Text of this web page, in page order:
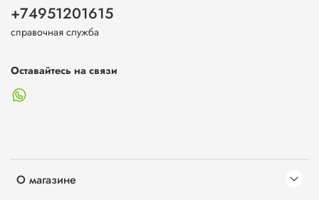
О магазине
+74951201615
справочная служба
Оставайтесь на связи